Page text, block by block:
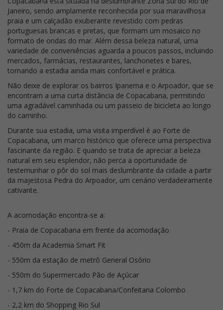
Janeiro, sendo amplamente reconhecida por sua maravilhosa
praia e um calçadão exuberante revestido com pedras
portuguesas brancas e pretas, que formam um mosaico no
formato de ondas do mar. Além dessa beleza natural, uma
variedade de conveniências aguarda a poucos passos, incluindo
mercados, farmácias, restaurantes, lanchonetes e bares,
tornando a estadia ainda mais confortável e prática.
Não deixe de explorar os bairros Ipanema e o Arpoador, que se
encontram a uma curta distância de Copacabana, permitindo
uma agradável caminhada ou um passeio de bicicleta ao longo
do caminho.
Durante sua estadia, uma visita imperdível é ao Forte de
Copacabana, um marco histórico que oferece uma perspectiva
fascinante da região. E quando se trata de apreciar a beleza
natural em seu esplendor, não perca a oportunidade de
testemunhar o pôr do sol mais deslumbrante da cidade a partir
da majestosa Pedra do Arpoador, um cenário verdadeiramente
cativante.
A acomodação encontra-se a:
- Praia de Copacabana em frente da acomodação
- 450m da Academia Smart Fit
- 550m da estação de metrô General Osório
- 550m do Supermercado Pão de Açúcar
- 1,7 km do Forte de Copacabana/Confeitaria Colombo
- 2,2 km do Shopping Rio Sul